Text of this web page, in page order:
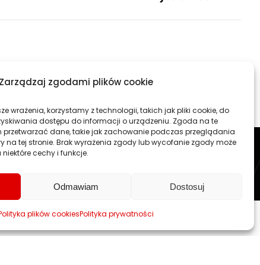
Zarządzaj zgodami plików cookie
wrażenia, korzystamy z technologii, takich jak pliki cookie, do
dostępu do informacji o urządzeniu. Zgoda na te
dane, takie jak zachowanie podczas przeglądania
na tej stronie. Brak wyrażenia zgody lub wycofanie zgody może
cechy i funkcje.
Odmawiam Dostosuj
plików cookiesPolityka prywatności
RYCHLAK.DESIGN. Tworzymy profesjonalne strony www
traktujemy jako wspaniałe wyzwanie.
Nisko, Tarnobrzeg.
strony www - Stalowa Wola, Rzeszów, Lublin, Warszawa